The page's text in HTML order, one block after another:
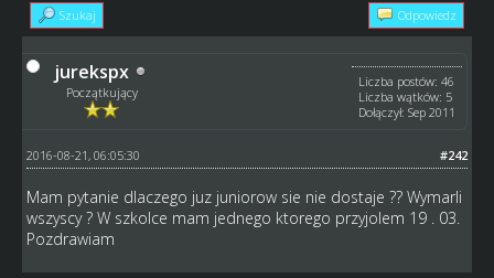
Szukaj Odpowiedz
jurekspx
Początkujący
Liczba postów: 46
Liczba wątków: 5
Dołączył: Sep 2011
#242
2016-08-21, 06:05:30
Mam pytanie dlaczego juz juniorow sie nie dostaje ?? Wymarli
wszyscy ? W szkolce mam jednego ktorego przyjolem 19 . 03.
Pozdrawiam